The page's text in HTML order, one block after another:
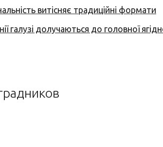
витісняє традиційні формати
галузі долучаються до головної